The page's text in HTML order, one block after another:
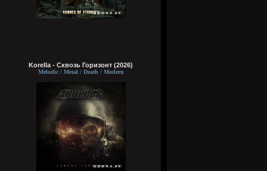
Korella - Сквозь Горизонт (2026)
Melodic / Metal / Death / Modern